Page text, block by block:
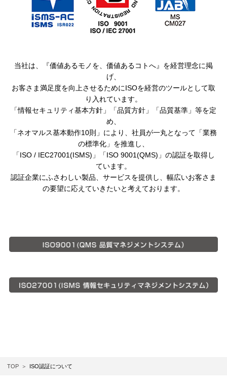
当社は、『価値あるモノを、価値あるコトへ』を経営理念に掲
げ、
お客さま満足度を向上させるためにISOを経営のツールとして取
り入れています。
「情報セキュリティ基本方針」「品質方針」「品質基準」等を定
め、
「ネオマルス基本動作10則」により、社員が一丸となって「業務
の標準化」を推進し、
「ISO / IEC27001(ISMS)」「ISO 9001(QMS)」の認証を取得し
ています。
認証企業にふさわしい製品、サービスを提供し、幅広いお客さま
の要望に応えていきたいと考えております。
TOP ISO認証について